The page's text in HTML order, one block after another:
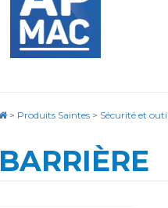
> Produits Saintes > Sécurité et
BARRIÈRE